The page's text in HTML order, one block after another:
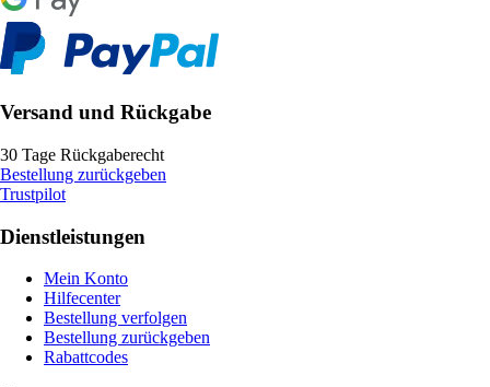
Versand und Rückgabe
30 Tage Rückgaberecht
Bestellung zurückgeben
Trustpilot
Dienstleistungen
Mein Konto
Hilfecenter
Bestellung verfolgen
Bestellung zurückgeben
Rabattcodes